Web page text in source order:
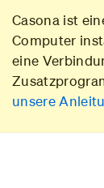
Casona ist
Computer
eine
unsere